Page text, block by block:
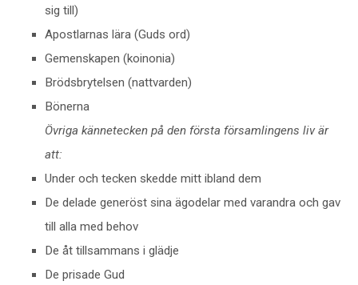
sig till)
Apostlarnas lära (Guds ord)
Gemenskapen (koinonia)
Brödsbrytelsen (nattvarden)
Bönerna
Övriga kännetecken på den första församlingens liv är
att:
Under och tecken skedde mitt ibland dem
De delade generöst sina ägodelar med varandra och gav
till alla med behov
De åt tillsammans i glädje
De prisade Gud